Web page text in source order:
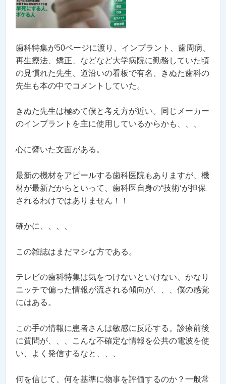
歯科特集が50ページに渡り、インプラント、歯周病、
再生療法、矯正、などなど大学病院に勤務していた頃
の見慣れた先生、道沿いの看板で有名、きぬた歯科の
先生も本の中でコメントしていた。
きぬた先生は極めて僕と考え方が近い。同じメーカー
のインプラントを主に使用しているからかも、、、
心に響いた文面がある。
最新の機材をアピールする歯科医院もありますが、機
材が最新だからといって、歯科医自身の“技術‘が担保
されるわけではありません！！
確かに、、、、
この雑誌はまだマシな方である。
テレビの歯科特集は気をつけないといけない、かなり
ニッチで偏った情報が流される傾向が、、、僕の感覚
にはある。
この手の情報に患者さんは敏感に反応する。診療前後
に質問が、、、こんな不確定な情報を公共の電波を使
い、よく発信するなと、、、
何を信じて、何を基準に物事を評価するのか？一般常